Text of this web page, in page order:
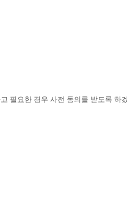
필요한 경우 사전 동의를 받도록 하